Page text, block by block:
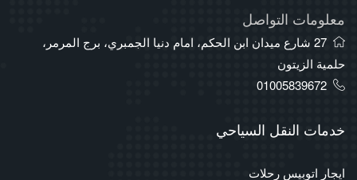
معلومات التواصل
27 شارع ميدان ابن الحكم، امام دنيا الجمبري، برج المرمر،
حلمية الزيتون
01005839672
خدمات النقل السياحي
ايجار اتوبيس رحلات